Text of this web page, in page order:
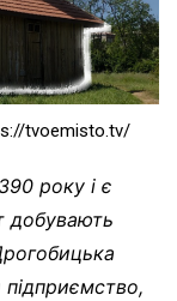
tvoemisto.tv/
року і є
добувають
підприємство,